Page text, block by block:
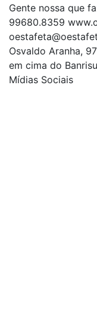
Gente nossa que
99680.8359
Osvaldo Aranha,
em cima do
Mídias Sociais